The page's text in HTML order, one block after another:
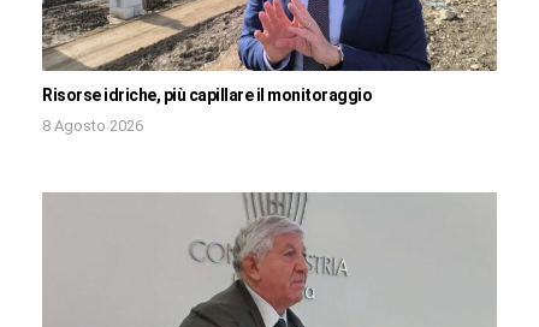
Risorse idriche, più capillare il monitoraggio
8 Agosto 2026